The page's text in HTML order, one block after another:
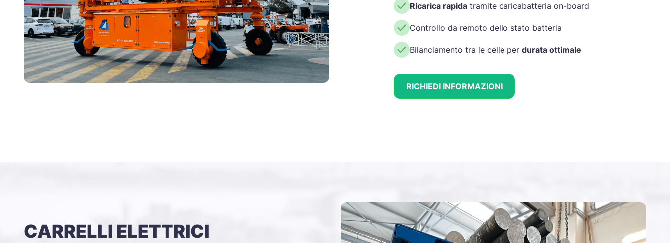
Ricarica rapida tramite caricabatteria on-board
Controllo da remoto dello stato batteria
Bilanciamento tra le celle per durata ottimale
RICHIEDI INFORMAZIONI
CARRELLI ELETTRICI